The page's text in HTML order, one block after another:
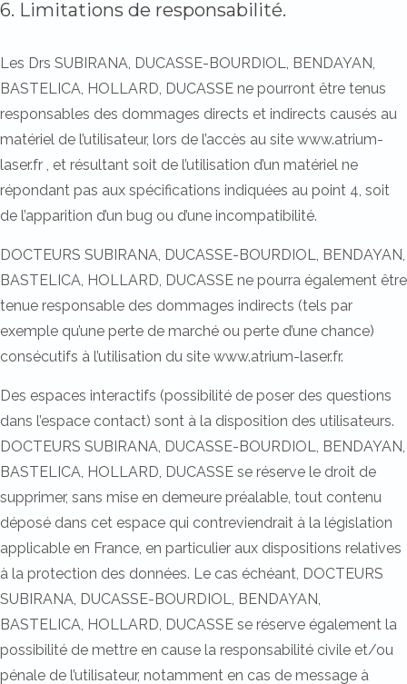
6. Limitations de responsabilité.
Les Drs SUBIRANA, DUCASSE-BOURDIOL, BENDAYAN,
BASTELICA, HOLLARD, DUCASSE ne pourront être tenus
responsables des dommages directs et indirects causés au
matériel de l’utilisateur, lors de l’accès au site www.atrium-
laser.fr , et résultant soit de l’utilisation d’un matériel ne
répondant pas aux spécifications indiquées au point 4, soit
de l’apparition d’un bug ou d’une incompatibilité.
DOCTEURS SUBIRANA, DUCASSE-BOURDIOL, BENDAYAN,
BASTELICA, HOLLARD, DUCASSE ne pourra également être
tenue responsable des dommages indirects (tels par
exemple qu’une perte de marché ou perte d’une chance)
consécutifs à l’utilisation du site www.atrium-laser.fr.
Des espaces interactifs (possibilité de poser des questions
dans l’espace contact) sont à la disposition des utilisateurs.
DOCTEURS SUBIRANA, DUCASSE-BOURDIOL, BENDAYAN,
BASTELICA, HOLLARD, DUCASSE se réserve le droit de
supprimer, sans mise en demeure préalable, tout contenu
déposé dans cet espace qui contreviendrait à la législation
applicable en France, en particulier aux dispositions relatives
à la protection des données. Le cas échéant, DOCTEURS
SUBIRANA, DUCASSE-BOURDIOL, BENDAYAN,
BASTELICA, HOLLARD, DUCASSE se réserve également la
possibilité de mettre en cause la responsabilité civile et/ou
pénale de l’utilisateur, notamment en cas de message à